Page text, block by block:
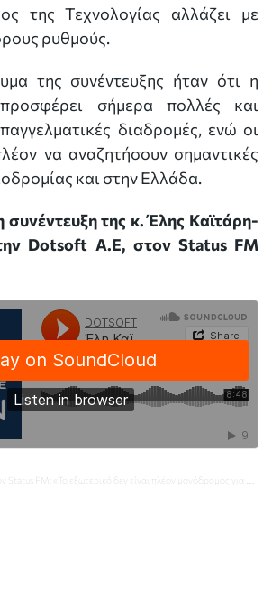
της Τεχνολογίας αλλάζει με
ρυθμούς.
της συνέντευξης ήταν ότι η
σήμερα πολλές και
διαδρομές, ενώ οι
να αναζητήσουν σημαντικές
και στην Ελλάδα.
της κ. Έλης Καϊτάρη-
Dotsoft A.E, στον Status FM
FM: «Το εξωτερικό δεν είναι πλέον μονόδρομος για τους νέους της Πληροφορικής»